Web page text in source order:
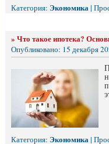
Категория: Экономика|
» Что такое ипотека?
Опубликовано: 15 декабря
Категория: Экономика|